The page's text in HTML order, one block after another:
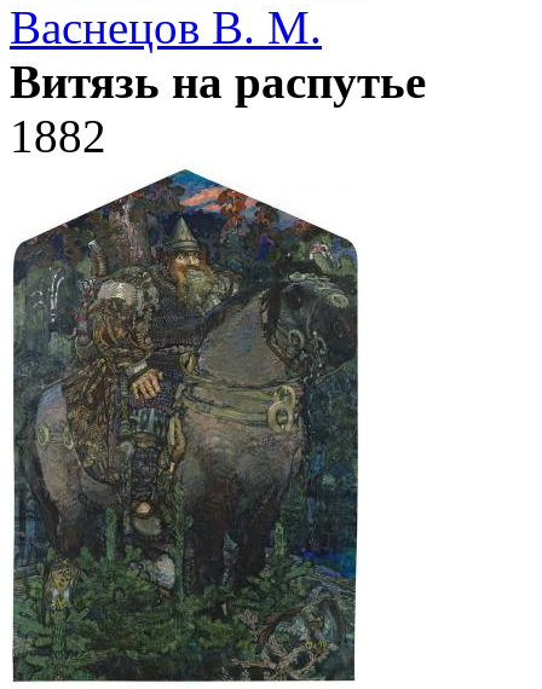
Васнецов В. М.
Витязь на распутье
1882